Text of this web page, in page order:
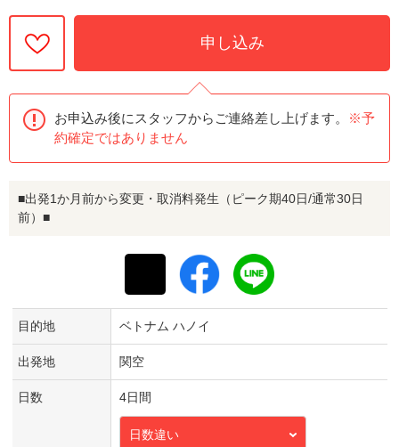
申し込み
お申込み後にスタッフからご連絡差し上げます。
※予
約確定ではありません
■出発1か月前から変更・取消料発生（ピーク期40日/通常30日
前）■
目的地 ベトナム ハノイ
出発地 関空
日数 4日間
日数違い